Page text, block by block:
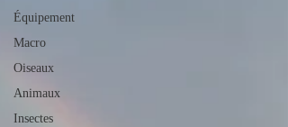
Équipement
Macro
Oiseaux
Animaux
Insectes